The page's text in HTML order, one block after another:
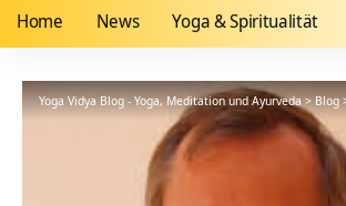
Home News Yoga & Spiritualität
Yoga Vidya Blog - Yoga, Meditation und Ayurveda>Blog